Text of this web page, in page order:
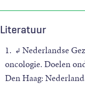
Literatuur
1. ↲ Nederlandse
oncologie. Doelen
Den Haag: